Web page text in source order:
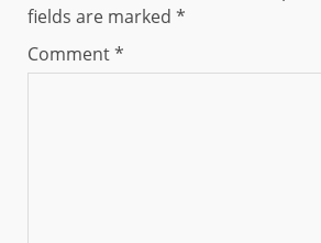
fields are marked *
Comment*